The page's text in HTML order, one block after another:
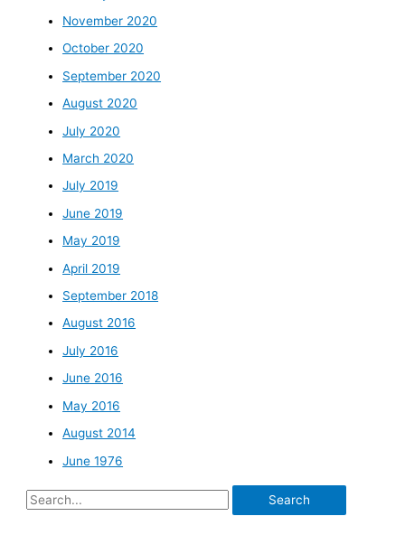
November 2020
October 2020
September 2020
August 2020
July 2020
March 2020
July 2019
June 2019
May 2019
April 2019
September 2018
August 2016
July 2016
June 2016
May 2016
August 2014
June 1976
Search